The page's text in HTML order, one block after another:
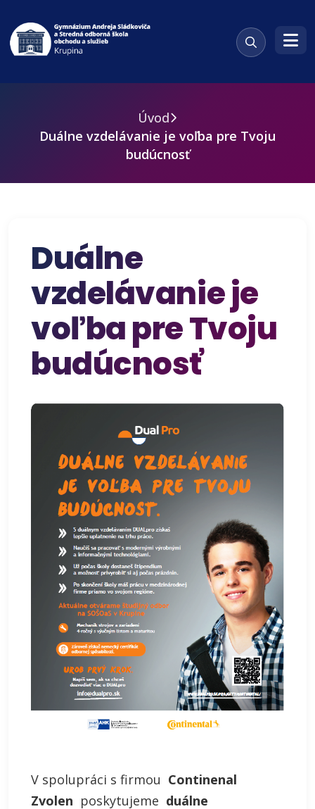
Úvod
Duálne vzdelávanie je voľba pre Tvoju
budúcnosť
Duálne
vzdelávanie je
voľba pre Tvoju
budúcnosť
V spolupráci s firmou Continenal
Zvolen poskytujeme duálne